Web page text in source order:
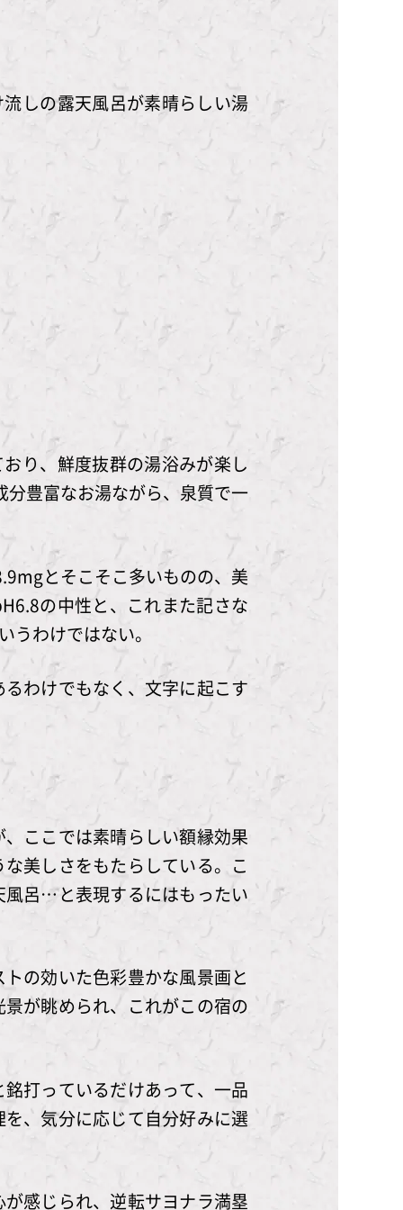
しの露天風呂が素晴らしい湯
り、鮮度抜群の湯浴みが楽し
豊富なお湯ながら、泉質で一
とそこそこ多いものの、美
の中性と、これまた記さな
わけではない。
わけでもなく、文字に起こす
ここでは素晴らしい額縁効果
美しさをもたらしている。こ
風呂…と表現するにはもったい
の効いた色彩豊かな風景画と
が眺められ、これがこの宿の
打っているだけあって、一品
、気分に応じて自分好みに選
感じられ、逆転サヨナラ満塁